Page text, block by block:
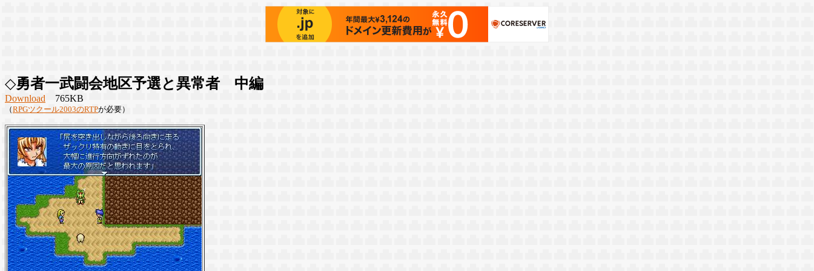
◇勇者一武闘会地区予選と異常者 中編
Download 765KB
（RPGツクール2003のRTPが必要）